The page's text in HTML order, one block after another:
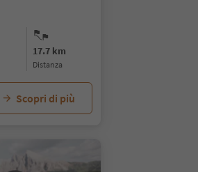
17.7 km
distanza
Scopri di più